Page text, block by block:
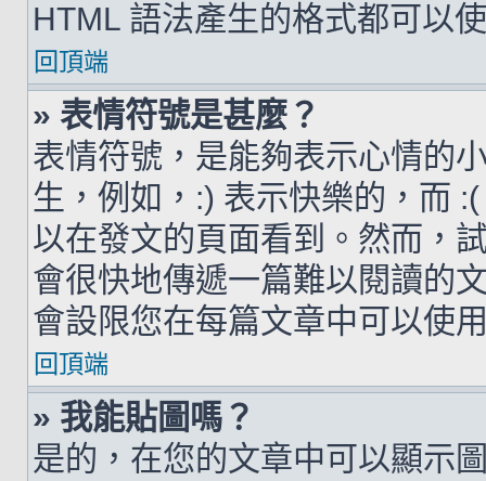
HTML 語法產生的格式都可以
回頂端
» 表情符號是甚麼？
表情符號，是能夠表示心情的
生，例如，:) 表示快樂的，而
以在發文的頁面看到。然而，
會很快地傳遞一篇難以閱讀的
會設限您在每篇文章中可以使
回頂端
» 我能貼圖嗎？
是的，在您的文章中可以顯示